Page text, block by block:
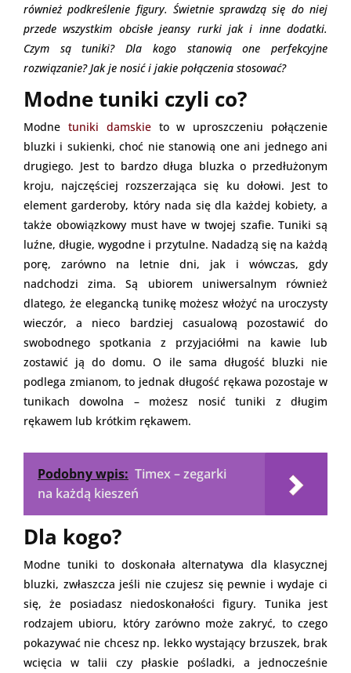
również podkreślenie figury. Świetnie sprawdzą się do niej
przede wszystkim obcisłe jeansy rurki jak i inne dodatki.
Czym są tuniki? Dla kogo stanowią one perfekcyjne
rozwiązanie? Jak je nosić i jakie połączenia stosować?
Modne tuniki czyli co?
Modne tuniki damskieto w uproszczeniu połączenie
bluzki i sukienki, choć nie stanowią one ani jednego ani
drugiego. Jest to bardzo długa bluzka o przedłużonym
kroju, najczęściej rozszerzająca się ku dołowi. Jest to
element garderoby, który nada się dla każdej kobiety, a
także obowiązkowy must have w twojej szafie. Tuniki są
luźne, długie, wygodne i przytulne. Nadadzą się na każdą
porę, zarówno na letnie dni, jak i wówczas, gdy
nadchodzi zima. Są ubiorem uniwersalnym również
dlatego, że elegancką tunikę możesz włożyć na uroczysty
wieczór, a nieco bardziej casualową pozostawić do
swobodnego spotkania z przyjaciółmi na kawie lub
zostawić ją do domu. O ile sama długość bluzki nie
podlega zmianom, to jednak długość rękawa pozostaje w
tunikach dowolna – możesz nosić tuniki z długim
rękawem lub krótkim rękawem.
Podobny wpis: Timex – zegarki
na każdą kieszeń
Dla kogo?
Modne tuniki to doskonała alternatywa dla klasycznej
bluzki, zwłaszcza jeśli nie czujesz się pewnie i wydaje ci
się, że posiadasz niedoskonałości figury. Tunika jest
rodzajem ubioru, który zarówno może zakryć, to czego
pokazywać nie chcesz np. lekko wystający brzuszek, brak
wcięcia w talii czy płaskie pośladki, a jednocześnie